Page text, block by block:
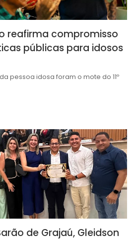
reafirma compromisso
públicas para idosos
pessoa idosa foram o mote do 11º
de Grajaú, Gleidson